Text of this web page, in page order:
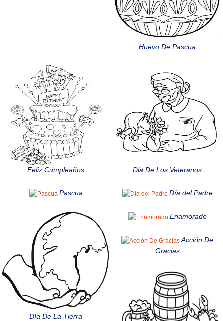
Huevo De Pascua
Feliz Cumpleaños Dia De Los Veteranos
Pascua Día del Padre
Día De La Tierra
Enamorado
Acción De
Gracias